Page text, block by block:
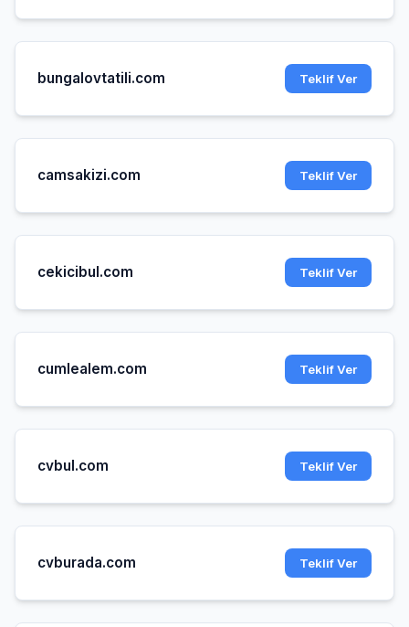
bungalovtatili.com Teklif Ver
camsakizi.com Teklif Ver
cekicibul.com Teklif Ver
cumlealem.com Teklif Ver
cvbul.com Teklif Ver
cvburada.com Teklif Ver